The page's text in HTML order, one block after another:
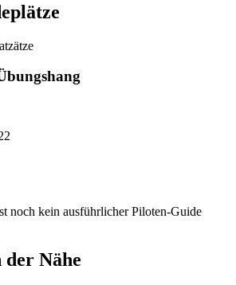
ätze
noch kein ausführlicher Piloten-Guide
der Nähe